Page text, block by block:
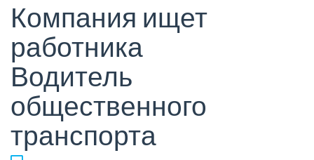
Компания ищет
работника
Водитель
общественного
транспорта